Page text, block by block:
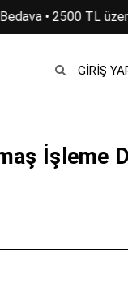
• 2500 TL
GIRIŞ
İşleme